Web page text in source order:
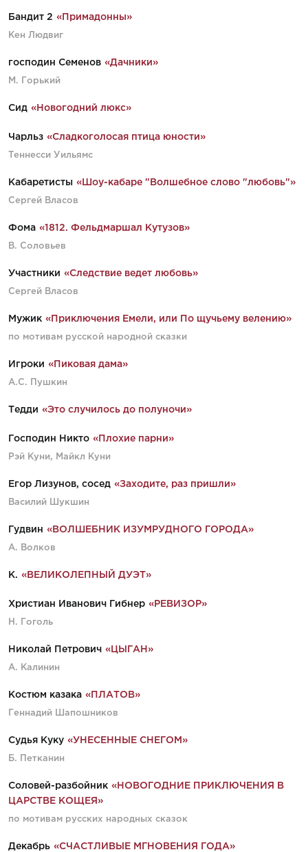
Бандит 2 «Примадонны»
Кен Людвиг
господин Семенов «Дачники»
М. Горький
Сид «Новогодний люкс»
Чарльз «Сладкоголосая птица юности»
Теннесси Уильямс
Кабаретисты «Шоу-кабаре "Волшебное слово "любовь"»
Сергей Власов
Фома «1812. Фельдмаршал Кутузов»
В. Соловьев
Участники «Следствие ведет любовь»
Сергей Власов
Мужик «Приключения Емели, или По щучьему велению»
по мотивам русской народной сказки
Игроки «Пиковая дама»
А.С. Пушкин
Тедди «Это случилось до полуночи»
Господин Никто «Плохие парни»
Рэй Куни, Майкл Куни
Егор Лизунов, сосед «Заходите, раз пришли»
Василий Шукшин
Гудвин «ВОЛШЕБНИК ИЗУМРУДНОГО ГОРОДА»
А. Волков
К. «ВЕЛИКОЛЕПНЫЙ ДУЭТ»
Христиан Иванович Гибнер «РЕВИЗОР»
Н. Гоголь
Николай Петрович «ЦЫГАН»
А. Калинин
Костюм казака «ПЛАТОВ»
Геннадий Шапошников
Судья Куку «УНЕСЕННЫЕ СНЕГОМ»
Б. Петканин
Соловей-разбойник «НОВОГОДНИЕ ПРИКЛЮЧЕНИЯ В
ЦАРСТВЕ КОЩЕЯ»
по мотивам русских народных сказок
Декабрь «СЧАСТЛИВЫЕ МГНОВЕНИЯ ГОДА»